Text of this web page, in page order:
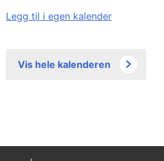
Legg til i egen kalender
Vis hele kalenderen